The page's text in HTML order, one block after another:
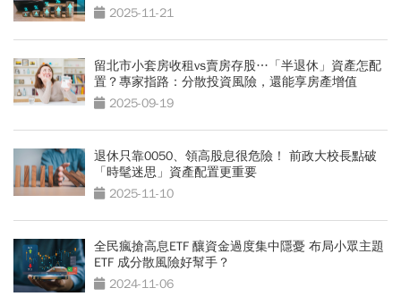
2025-11-21
留北市小套房收租vs賣房存股…「半退休」資產怎配
置？專家指路：分散投資風險，還能享房產增值
2025-09-19
退休只靠0050、領高股息很危險！ 前政大校長點破
「時髦迷思」資產配置更重要
2025-11-10
全民瘋搶高息ETF 釀資金過度集中隱憂 布局小眾主題
ETF 成分散風險好幫手？
2024-11-06